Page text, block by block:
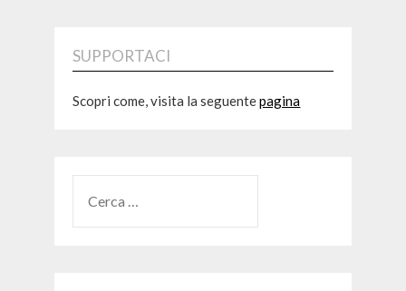
SUPPORTACI
Scopri come, visita la seguentepagina
PER: